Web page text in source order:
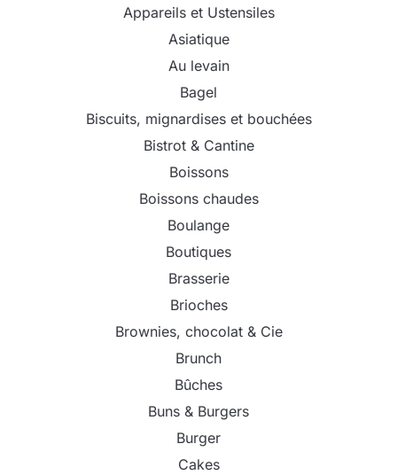
Appareils et Ustensiles
Asiatique
Au levain
Bagel
Biscuits, mignardises et bouchées
Bistrot & Cantine
Boissons
Boissons chaudes
Boulange
Boutiques
Brasserie
Brioches
Brownies, chocolat & Cie
Brunch
Bûches
Buns & Burgers
Burger
Cakes